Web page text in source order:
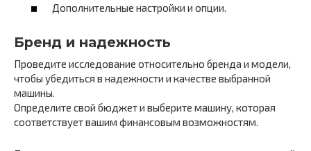
Дополнительные настройки и опции.
Бренд и надежность
Проведите исследование относительно бренда и модели,
чтобы убедиться в надежности и качестве выбранной
машины.
Определите свой бюджет и выберите машину, которая
соответствует вашим финансовым возможностям.